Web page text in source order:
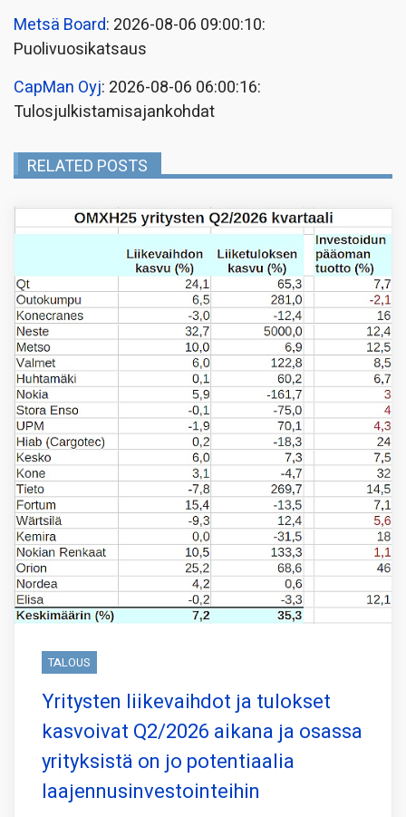
Metsä Board: 2026-08-06 09:00:10:
Puolivuosikatsaus
CapMan Oyj: 2026-08-06 06:00:16:
Tulosjulkistamisajankohdat
RELATED POSTS
TALOUS
Yritysten liikevaihdot ja tulokset
kasvoivat Q2/2026 aikana ja osassa
yrityksistä on jo potentiaalia
laajennusinvestointeihin